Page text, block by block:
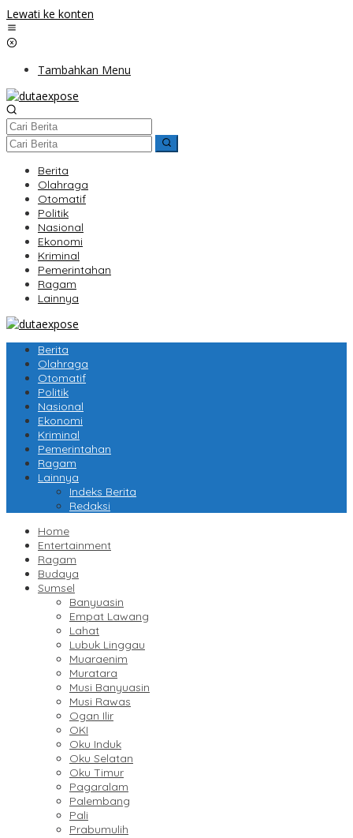
Lewati ke konten
Tambahkan Menu
Berita
Olahraga
Otomatif
Politik
Nasional
Ekonomi
Kriminal
Pemerintahan
Ragam
Lainnya
Berita
Olahraga
Otomatif
Politik
Nasional
Ekonomi
Kriminal
Pemerintahan
Ragam
Lainnya
Indeks Berita
Redaksi
Home
Entertainment
Ragam
Budaya
Sumsel
Banyuasin
Empat Lawang
Lahat
Lubuk Linggau
Muaraenim
Muratara
Musi Banyuasin
Musi Rawas
Ogan Ilir
OKI
Oku Induk
Oku Selatan
Oku Timur
Pagaralam
Palembang
Pali
Prabumulih